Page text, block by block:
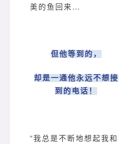
美的鱼回来…
但他等到的，
却是一通他永远不想接
到的电话！
“我总是不断地想起我和